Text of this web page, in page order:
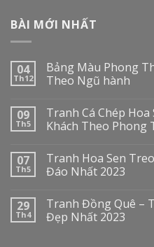
BÀI MỚI NHẤT
04
Th12
Bảng Màu Phong
Theo Ngũ hành
09
Th5
Tranh Cá Chép
Khách Theo Phong
07
Th5
Tranh Hoa Sen
Đáo Nhất 2023
29
Th4
Tranh Đồng Quê –
Đẹp Nhất 2023